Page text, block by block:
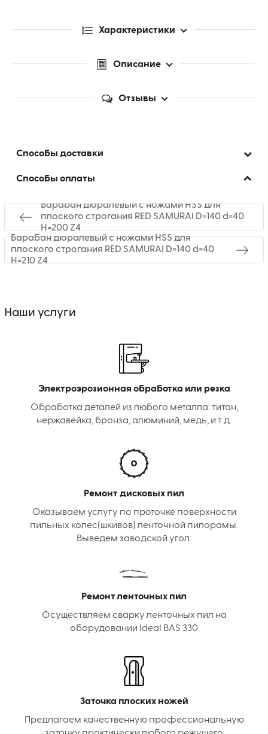
Характеристики
Описание
Отзывы
Способы доставки
Способы оплаты
Барабан дюралевый с ножами HSS для
плоского строгания RED SAMURAI D=140 d=40
H=200 Z4
Барабан дюралевый с ножами HSS для
плоского строгания RED SAMURAI D=140 d=40
H=210 Z4
Наши услуги
Электроэрозионная обработка или резка
Обработка деталей из любого металла: титан,
нержавейка, бронза, алюминий, медь, и т.д.
Ремонт дисковых пил
Оказываем услугу по проточке поверхности
пильных колес(шкивов) ленточной пилорамы.
Выведем заводской угол.
Ремонт ленточных пил
Осуществляем сварку ленточных пил на
оборудовании Ideal BAS 330
Заточка плоских ножей
Предлагаем качественную профессиональную